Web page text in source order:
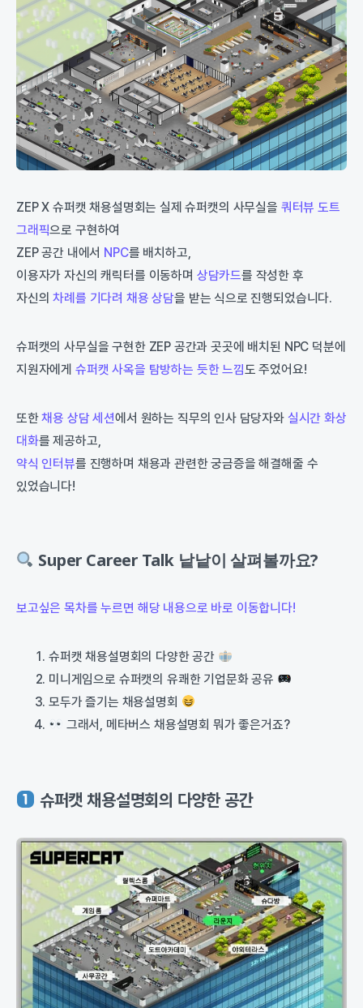
ZEP X 슈퍼캣 채용설명회는 실제 슈퍼캣의 사무실을 쿼터뷰 도트
그래픽으로 구현하여
ZEP 공간 내에서 NPC를 배치하고,
이용자가 자신의 캐릭터를 이동하며 상담카드를 작성한 후
자신의차례를 기다려 채용 상담을 받는 식으로 진행되었습니다.
슈퍼캣의 사무실을 구현한 ZEP 공간과 곳곳에 배치된 NPC 덕분에
지원자에게 슈퍼캣 사옥을 탐방하는 듯한 느낌도 주었어요!
또한채용 상담 세션에서 원하는 직무의 인사 담당자와 실시간 화상
대화를 제공하고,
약식 인터뷰를 진행하며 채용과 관련한 궁금증을 해결해줄 수
있었습니다!
Super Career Talk 낱낱이 살펴볼까요?
보고싶은 목차를 누르면 해당 내용으로 바로 이동합니다!
슈퍼캣 채용설명회의 다양한 공간
미니게임으로 슈퍼캣의 유쾌한 기업문화 공유
모두가 즐기는 채용설명회
그래서, 메타버스 채용설명회 뭐가 좋은거죠?
슈퍼캣 채용설명회의 다양한 공간